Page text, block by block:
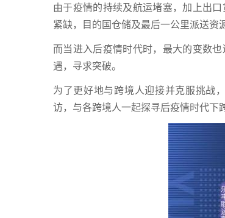
由于疫情的持续及航运堵塞，加上出
紧缺，目的国仓储及最后一公里派送资
而当进入后疫情时代时，最大的变数
遇，寻求突破。
为了更好地与跨境人迎接并克服挑战
访，与各跨境人一起探寻后疫情时代下